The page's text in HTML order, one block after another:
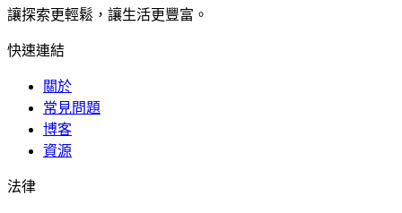
讓探索更輕鬆，讓生活更豐富。
快速連結
關於
常見問題
博客
資源
法律